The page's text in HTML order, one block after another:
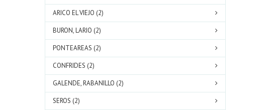
ARICO EL VIEJO (2)
BURON, LARIO (2)
PONTEAREAS (2)
CONFRIDES (2)
GALENDE, RABANILLO (2)
SEROS (2)